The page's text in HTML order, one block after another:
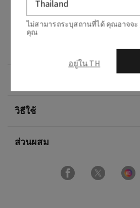
กลิ่นหอมอย่างไร: กลิ่นที่หรูหราช
ใบไม้ร่วง
โน้ต: กลิ่นฟักทองเครื่องเทศ น้ำเชื่อ
วิธีใช้
ส่วนผสม
ไม่สามารถระบุสถานที่ได้ คุณอาจจะ
คุณ
อยู่ใน TH